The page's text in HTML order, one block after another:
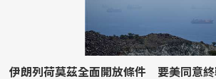
伊朗列荷莫茲全面開放條件 要美同意